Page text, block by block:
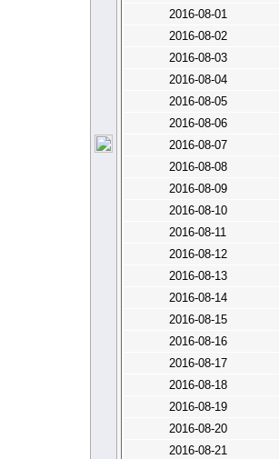
2016-08-01
2016-08-02
2016-08-03
2016-08-04
2016-08-05
2016-08-06
2016-08-07
2016-08-08
2016-08-09
2016-08-10
2016-08-11
2016-08-12
2016-08-13
2016-08-14
2016-08-15
2016-08-16
2016-08-17
2016-08-18
2016-08-19
2016-08-20
2016-08-21